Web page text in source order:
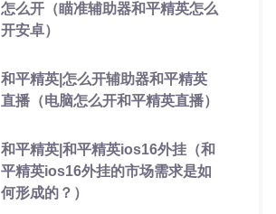
怎么开（瞄准辅助器和平精英怎么
开安卓）
和平精英|怎么开辅助器和平精英
直播（电脑怎么开和平精英直播）
和平精英|和平精英ios16外挂（和
平精英ios16外挂的市场需求是如
何形成的？）